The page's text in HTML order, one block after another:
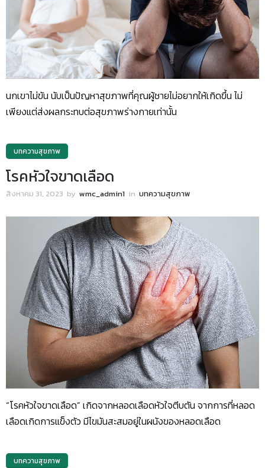
นกเขาไม่ขัน นับเป็นปัญหาสุขภาพที่คุณผู้ชายไม่อยากให้เกิดขึ้น ไม่
เพียงแต่ส่งผลกระทบต่อสุขภาพร่างกายเท่านั้น
บทความสุขภาพ
โรคหัวใจขาดเลือด
สิงหาคม 31, 2023 by wmc_admin1 in บทความสุขภาพ
“โรคหัวใจขาดเลือด” เกิดจากหลอดเลือดหัวใจตีบตัน จากการที่หลอด
เลือดเกิดการแข็งตัว มีไขมันสะสมอยู่ในผนังของหลอดเลือด
บทความสุขภาพ